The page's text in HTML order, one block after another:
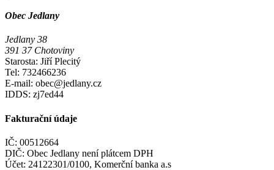
Obec Jedlany
Jedlany 38
391 37 Chotoviny
Starosta: Jiří Plecitý
Tel: 732466236
E-mail: obec@jedlany.cz
IDDS: zj7ed44
Fakturační údaje
IČ: 00512664
DIČ: Obec Jedlany není plátcem DPH
Účet: 24122301/0100, Komerční banka a.s